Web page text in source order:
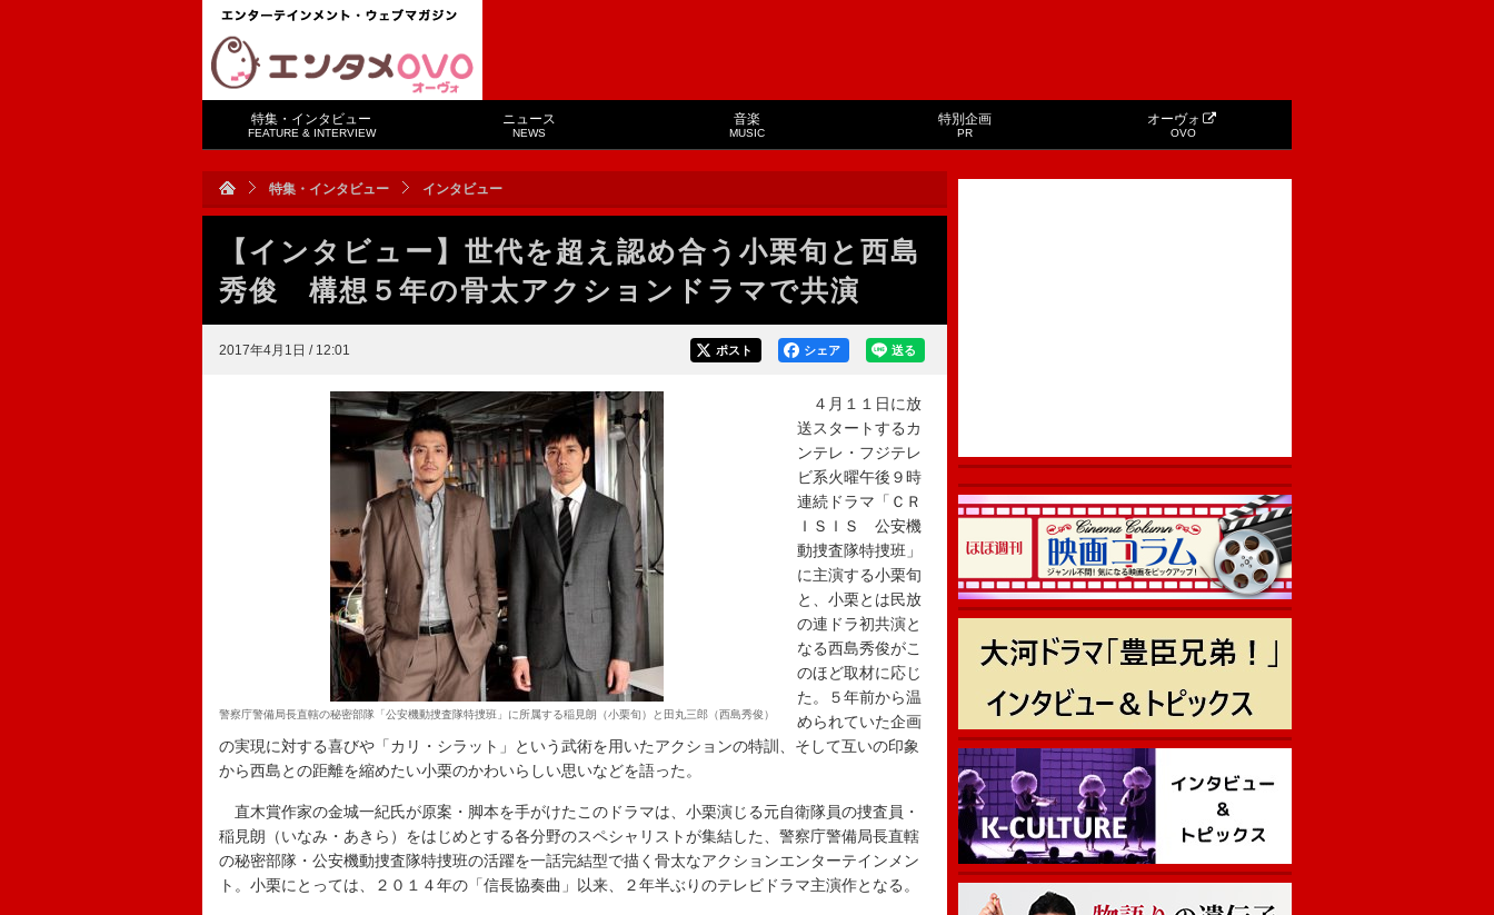
特集・インタビュー
FEATURE & INTERVIEW
ニュース
NEWS
音楽
MUSIC
特別企画
PR
オーヴォ
OVO
特集・インタビュー インタビュー
【インタビュー】世代を超え認め合う小栗旬と西島
秀俊 構想５年の骨太アクションドラマで共演
2017年4月1日 / 12:01 送る
シェア
ポスト
警察庁警備局長直轄の秘密部隊「公安機動捜査隊特捜班」に所属する稲見朗（小栗旬）と田丸三郎（西島秀俊）
４月１１日に放
送スタートするカ
ンテレ・フジテレ
ビ系火曜午後９時
連続ドラマ「ＣＲ
ＩＳＩＳ 公安機
動捜査隊特捜班」
に主演する小栗旬
と、小栗とは民放
の連ドラ初共演と
なる西島秀俊がこ
のほど取材に応じ
た。５年前から温
められていた企画
の実現に対する喜びや「カリ・シラット」という武術を用いたアクションの特訓、そして互いの印象
から西島との距離を縮めたい小栗のかわいらしい思いなどを語った。
直木賞作家の金城一紀氏が原案・脚本を手がけたこのドラマは、小栗演じる元自衛隊員の捜査員・
稲見朗（いなみ・あきら）をはじめとする各分野のスペシャリストが集結した、警察庁警備局長直轄
の秘密部隊・公安機動捜査隊特捜班の活躍を一話完結型で描く骨太なアクションエンターテインメン
ト。小栗にとっては、２０１４年の「信長協奏曲」以来、２年半ぶりのテレビドラマ主演作となる。